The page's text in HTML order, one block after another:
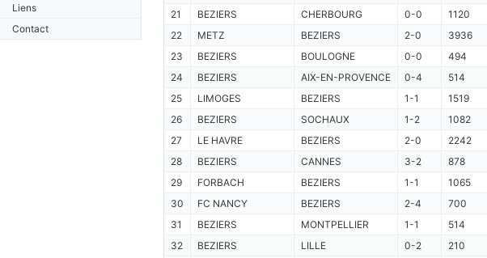
Liens
Contact
21
BEZIERS CHERBOURG 0-0
1120
22
METZ BEZIERS 2-0
3936
23
BEZIERS BOULOGNE 0-0
494
24
BEZIERS AIX-EN-PROVENCE 0-4
514
25
LIMOGES BEZIERS 1-1
1519
26
BEZIERS SOCHAUX 1-2
1082
27
LE HAVRE BEZIERS 2-0
2242
28
BEZIERS CANNES 3-2
878
29
FORBACH BEZIERS 1-1
1065
30
FC NANCY BEZIERS 2-4
700
31
BEZIERS MONTPELLIER 1-1
514
32
BEZIERS LILLE 0-2 210